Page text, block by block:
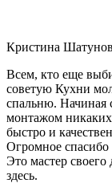
Кристина
Всем, кто еще
советую Кухни
спальню. Начиная
монтажом
быстро и
Огромное
Это мастер своего
здесь.